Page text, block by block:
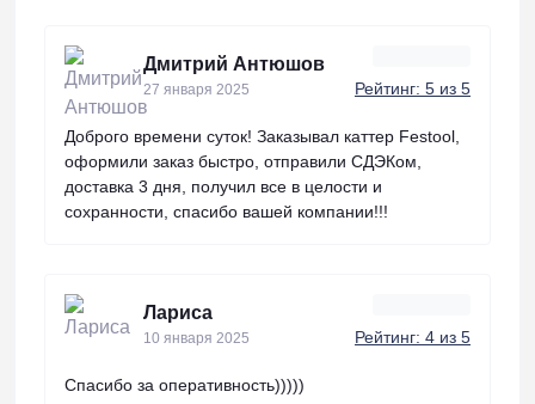
Дмитрий Антюшов
27 января 2025 Рейтинг: 5 из 5
Доброго времени суток! Заказывал каттер Festool,
оформили заказ быстро, отправили СДЭКом,
доставка 3 дня, получил все в целости и
сохранности, спасибо вашей компании!!!
Лариса
10 января 2025 Рейтинг: 4 из 5
Спасибо за оперативность)))))